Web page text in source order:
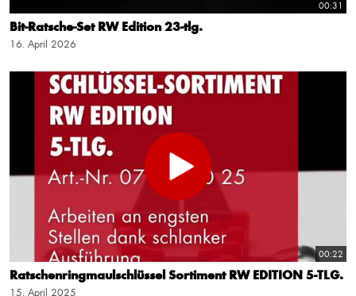
00:31
Bit-Ratsche-Set RW Edition 23-tlg.
16. April 2026
00:22
Ratschenringmaulschlüssel Sortiment RW EDITION 5-TLG.
15. April 2025